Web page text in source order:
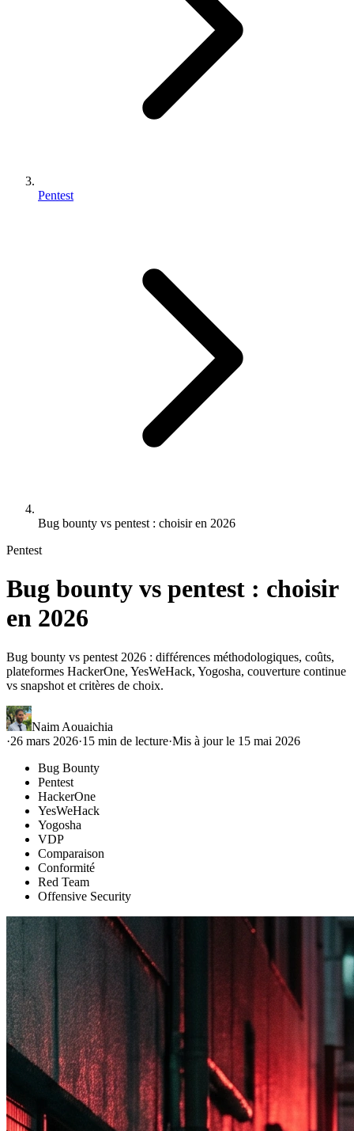
Pentest
Bug bounty vs pentest : choisir en 2026
Pentest
Bug bounty vs pentest : choisir
en 2026
Bug bounty vs pentest 2026 : différences méthodologiques, coûts,
plateformes HackerOne, YesWeHack, Yogosha, couverture continue
vs snapshot et critères de choix.
Naim Aouaichia
·26 mars 2026·15 min de lecture·Mis à jour le 15 mai 2026
Bug Bounty
Pentest
HackerOne
YesWeHack
Yogosha
VDP
Comparaison
Conformité
Red Team
Offensive Security